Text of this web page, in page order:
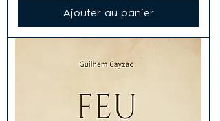
Ajouter au panier